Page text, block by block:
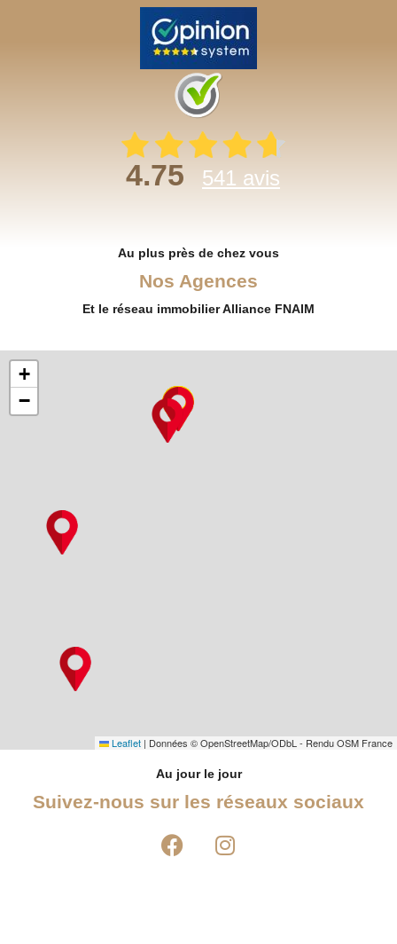
4.75 541 avis
Au plus près de chez vous
Nos Agences
Et le réseau immobilier Alliance FNAIM
+
−
Leaflet | Données © OpenStreetMap/ODbL - Rendu OSM France
Au jour le jour
Suivez-nous sur les réseaux sociaux